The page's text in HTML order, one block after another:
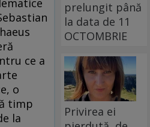
ce a
o
timp
la
prelungit până
la data de 11
OCTOMBRIE
Privirea ei